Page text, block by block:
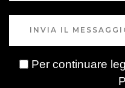
INVIA IL
Per continuare